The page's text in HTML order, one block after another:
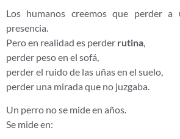
Los humanos creemos que perder
presencia.
Pero en realidad es perder rutina
perder peso en el sofá,
perder el ruido de las uñas en el suelo,
perder una mirada que no juzgaba.
Un perro no se mide en años.
Se mide en: